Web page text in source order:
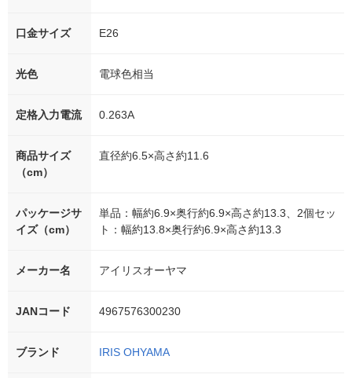
口金サイズ E26
光色 電球色相当
定格入力電流 0.263A
商品サイズ
（cm）
直径約6.5×高さ約11.6
パッケージサ
イズ（cm）
単品：幅約6.9×奥行約6.9×高さ約13.3、2個セッ
ト：幅約13.8×奥行約6.9×高さ約13.3
メーカー名 アイリスオーヤマ
JANコード 4967576300230
ブランド IRIS OHYAMA